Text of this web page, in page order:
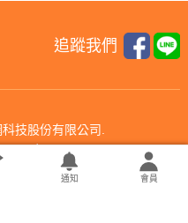
追蹤我們
技股份有限公司.